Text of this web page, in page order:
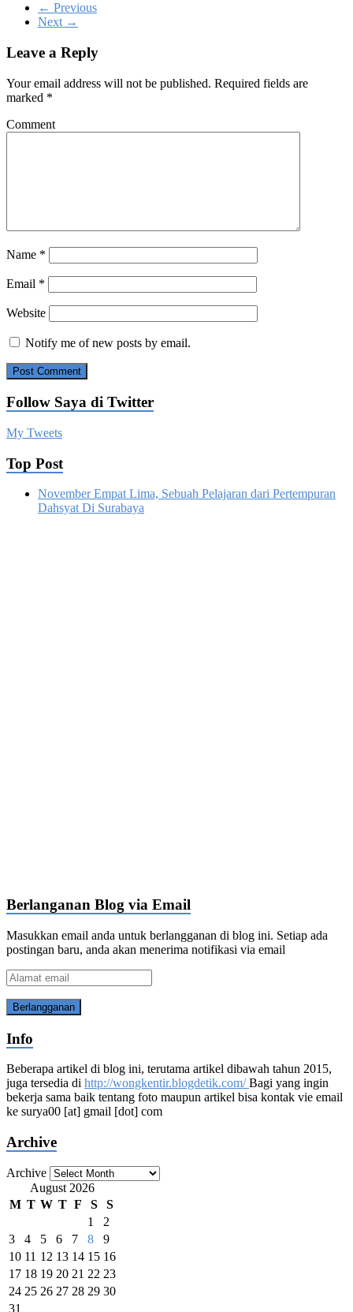
← Previous
Next →
Leave a Reply
Your email address will not be published. Required fields are
marked *
Comment
Name *
Email *
Website
Notify me of new posts by email.
Follow Saya di Twitter
My Tweets
Top Post
November Empat Lima, Sebuah Pelajaran dari Pertempuran
Dahsyat Di Surabaya
Berlanganan Blog via Email
Masukkan email anda untuk berlangganan di blog ini. Setiap ada
postingan baru, anda akan menerima notifikasi via email
Alamat
email
Info
Beberapa artikel di blog ini, terutama artikel dibawah tahun 2015,
juga tersedia di http://wongkentir.blogdetik.com/Bagi yang ingin
bekerja sama baik tentang foto maupun artikel bisa kontak vie email
ke surya00 [at] gmail [dot] com
Archive
Archive
August 2026
M T W T F S
S
1
2
3
4 5 6 7 8
9
10 11 12 13 14 15 16
17 18 19 20 21 22 23
24 25 26 27 28 29 30
31